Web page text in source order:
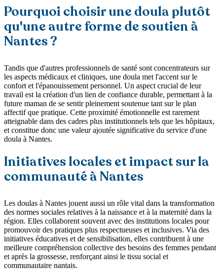
Pourquoi choisir une doula plutôt
qu'une autre forme de soutien à
Nantes ?
Tandis que d'autres professionnels de santé sont concentrateurs sur
les aspects médicaux et cliniques, une doula met l'accent sur le
confort et l'épanouissement personnel. Un aspect crucial de leur
travail est la création d'un lien de confiance durable, permettant à la
future maman de se sentir pleinement soutenue tant sur le plan
affectif que pratique. Cette proximité émotionnelle est rarement
atteignable dans des cadres plus institutionnels tels que les hôpitaux,
et constitue donc une valeur ajoutée significative du service d'une
doula à Nantes.
Initiatives locales et impact sur la
communauté à Nantes
Les doulas à Nantes jouent aussi un rôle vital dans la transformation
des normes sociales relatives à la naissance et à la maternité dans la
région. Elles collaborent souvent avec des institutions locales pour
promouvoir des pratiques plus respectueuses et inclusives. Via des
initiatives éducatives et de sensibilisation, elles contribuent à une
meilleure compréhension collective des besoins des femmes pendant
et après la grossesse, renforçant ainsi le tissu social et
communautaire nantais.